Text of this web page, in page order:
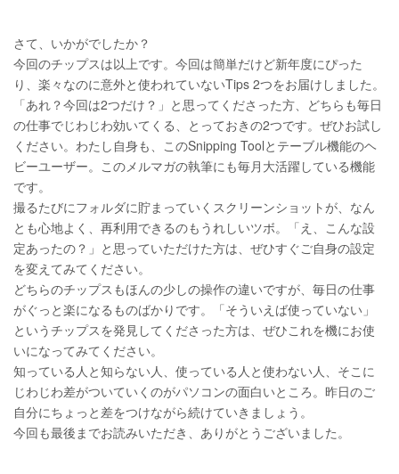
さて、いかがでしたか？
今回のチップスは以上です。今回は簡単だけど新年度にぴった
り、楽々なのに意外と使われていないTips 2つをお届けしました。
「あれ？今回は2つだけ？」と思ってくださった方、どちらも毎日
の仕事でじわじわ効いてくる、とっておきの2つです。ぜひお試し
ください。わたし自身も、このSnipping Toolとテーブル機能のヘ
ビーユーザー。このメルマガの執筆にも毎月大活躍している機能
です。
撮るたびにフォルダに貯まっていくスクリーンショットが、なん
とも心地よく、再利用できるのもうれしいツボ。「え、こんな設
定あったの？」と思っていただけた方は、ぜひすぐご自身の設定
を変えてみてください。
どちらのチップスもほんの少しの操作の違いですが、毎日の仕事
がぐっと楽になるものばかりです。「そういえば使っていない」
というチップスを発見してくださった方は、ぜひこれを機にお使
いになってみてください。
知っている人と知らない人、使っている人と使わない人、そこに
じわじわ差がついていくのがパソコンの面白いところ。昨日のご
自分にちょっと差をつけながら続けていきましょう。
今回も最後までお読みいただき、ありがとうございました。